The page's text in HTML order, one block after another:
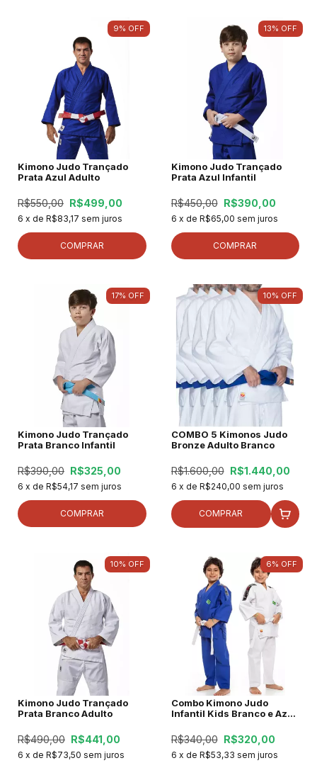
9% OFF
Kimono Judo Trançado
Prata Azul Adulto
R$550,00 R$499,00
6 x de R$83,17 sem juros
COMPRAR
13% OFF
Kimono Judo Trançado
Prata Azul Infantil
R$450,00 R$390,00
6 x de R$65,00 sem juros
COMPRAR
17% OFF
Kimono Judo Trançado
Prata Branco Infantil
R$390,00 R$325,00
6 x de R$54,17 sem juros
COMPRAR
10% OFF
COMBO 5 Kimonos Judo
Bronze Adulto Branco
R$1.600,00 R$1.440,00
6 x de R$240,00 sem juros
COMPRAR
10% OFF
Kimono Judo Trançado
Prata Branco Adulto
R$490,00 R$441,00
6 x de R$73,50 sem juros
6% OFF
Combo Kimono Judo
Infantil Kids Branco e Azul
R$340,00 R$320,00
6 x de R$53,33 sem juros